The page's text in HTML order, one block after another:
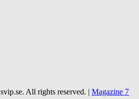
All rights reserved. | Magazine 7